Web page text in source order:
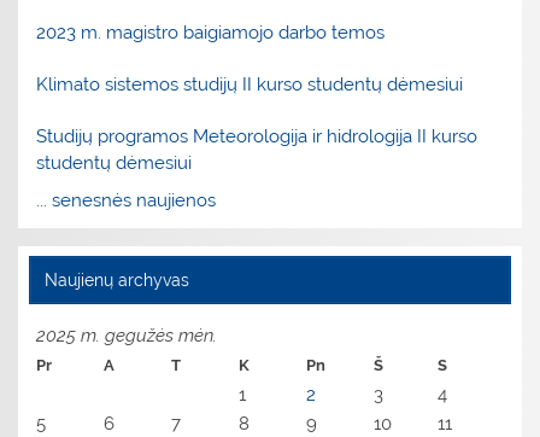
2023 m. magistro baigiamojo darbo temos
Klimato sistemos studijų II kurso studentų dėmesiui
Studijų programos Meteorologija ir hidrologija II kurso
studentų dėmesiui
... senesnės naujienos
Naujienų archyvas
2025 m. gegužės mėn.
Pr A T K Pn Š S
1 2 3
4
5
6 7 8 9 10
11